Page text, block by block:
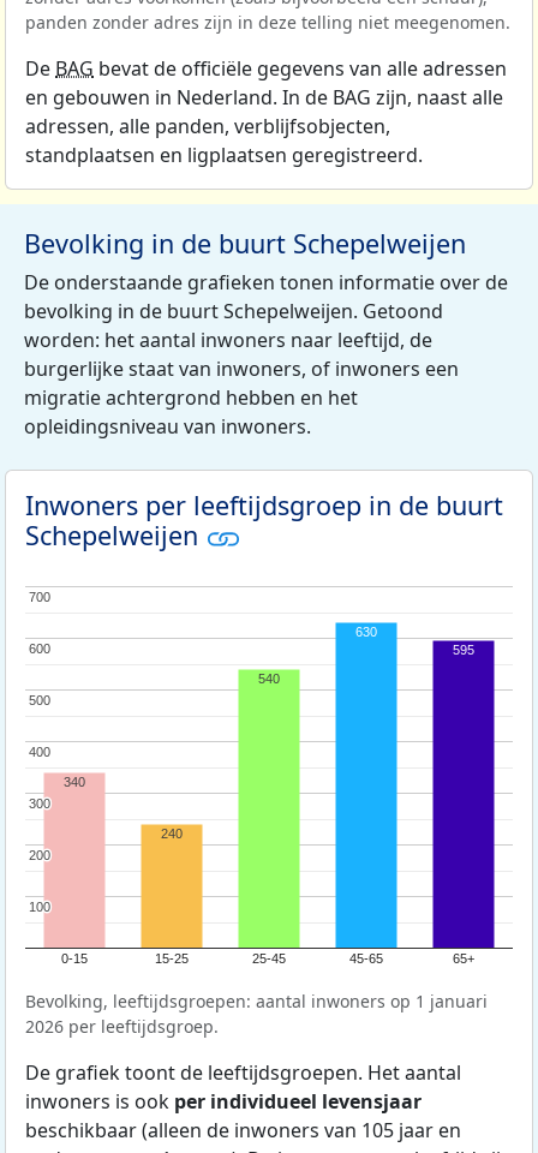
panden zonder adres zijn in deze telling niet meegenomen.
De BAG bevat de officiële gegevens van alle adressen
en gebouwen in Nederland. In de BAG zijn, naast alle
adressen, alle panden, verblijfsobjecten,
standplaatsen en ligplaatsen geregistreerd.
Bevolking in de buurt Schepelweijen
De onderstaande grafieken tonen informatie over de
bevolking in de buurt Schepelweijen. Getoond
worden: het aantal inwoners naar leeftijd, de
burgerlijke staat van inwoners, of inwoners een
migratie achtergrond hebben en het
opleidingsniveau van inwoners.
Inwoners per leeftijdsgroep in de buurt
Schepelweijen
0-15 15-25 25-45 45-65 65+
100
100
200
200
300
300
400
400
500
500
600
600
700
700
340
240
540
630
595
Bevolking, leeftijdsgroepen: aantal inwoners op 1 januari
2026 per leeftijdsgroep.
De grafiek toont de leeftijdsgroepen. Het aantal
inwoners is ook per individueel levensjaar
beschikbaar (alleen de inwoners van 105 jaar en